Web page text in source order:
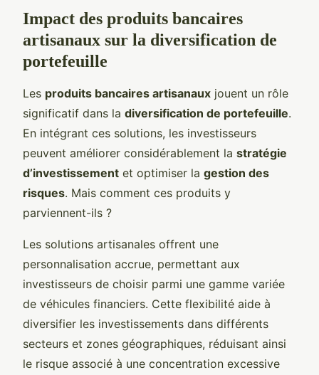
Impact des produits bancaires
artisanaux sur la diversification de
portefeuille
Les produits bancaires artisanaux jouent un rôle
significatif dans la diversification de portefeuille.
En intégrant ces solutions, les investisseurs
peuvent améliorer considérablement la stratégie
d’investissement et optimiser la gestion des
risques. Mais comment ces produits y
parviennent-ils ?
Les solutions artisanales offrent une
personnalisation accrue, permettant aux
investisseurs de choisir parmi une gamme variée
de véhicules financiers. Cette flexibilité aide à
diversifier les investissements dans différents
secteurs et zones géographiques, réduisant ainsi
le risque associé à une concentration excessive